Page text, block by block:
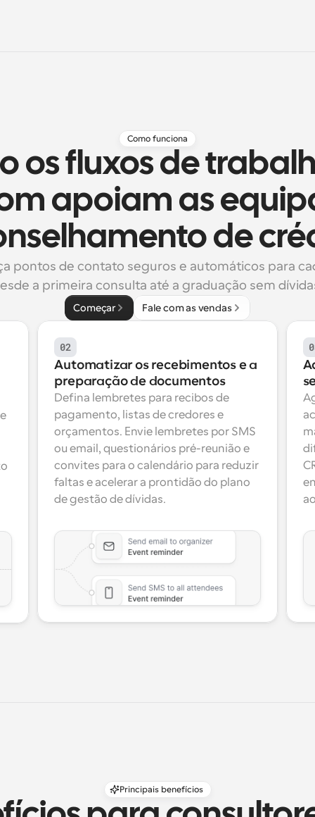
Como funciona
os fluxos de
apoiam as
de
pontos de contato seguros e automáticos para
a primeira consulta até a graduação sem
Começar Fale com as vendas
02
Automatizar os recebimentos e a
preparação de documentos
Defina lembretes para recibos de
pagamento, listas de credores e
orçamentos. Envie lembretes por SMS
ou email, questionários pré-reunião e
convites para o calendário para reduzir
faltas e acelerar a prontidão do plano
de gestão de dívidas.
Principais benefícios